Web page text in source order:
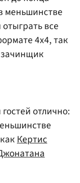
меньшинстве
все
4х4, так
отлично:
Кертис